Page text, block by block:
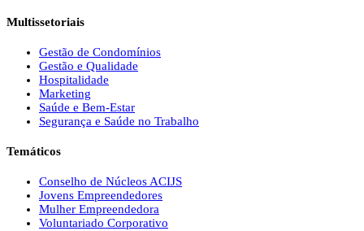
Multissetoriais
Gestão de Condomínios
Gestão e Qualidade
Hospitalidade
Marketing
Saúde e Bem-Estar
Segurança e Saúde no Trabalho
Temáticos
Conselho de Núcleos ACIJS
Jovens Empreendedores
Mulher Empreendedora
Voluntariado Corporativo